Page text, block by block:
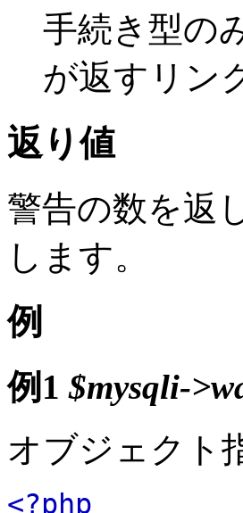
手続き型の
が返すリン
返り値
警告の数を返
します。
例
例1$mysqli-
オブジェクト
<?php